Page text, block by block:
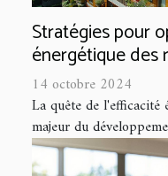
Stratégies pour
énergétique des
14 octobre 2024
La quête de l'efficacité
majeur du